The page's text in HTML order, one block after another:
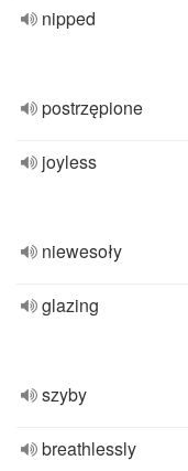
nipped
postrzępione
joyless
niewesoły
glazing
szyby
breathlessly